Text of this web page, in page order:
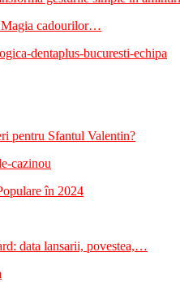
Magia cadourilor…
pentru Sfantul Valentin?
în 2024
data lansarii, povestea,…